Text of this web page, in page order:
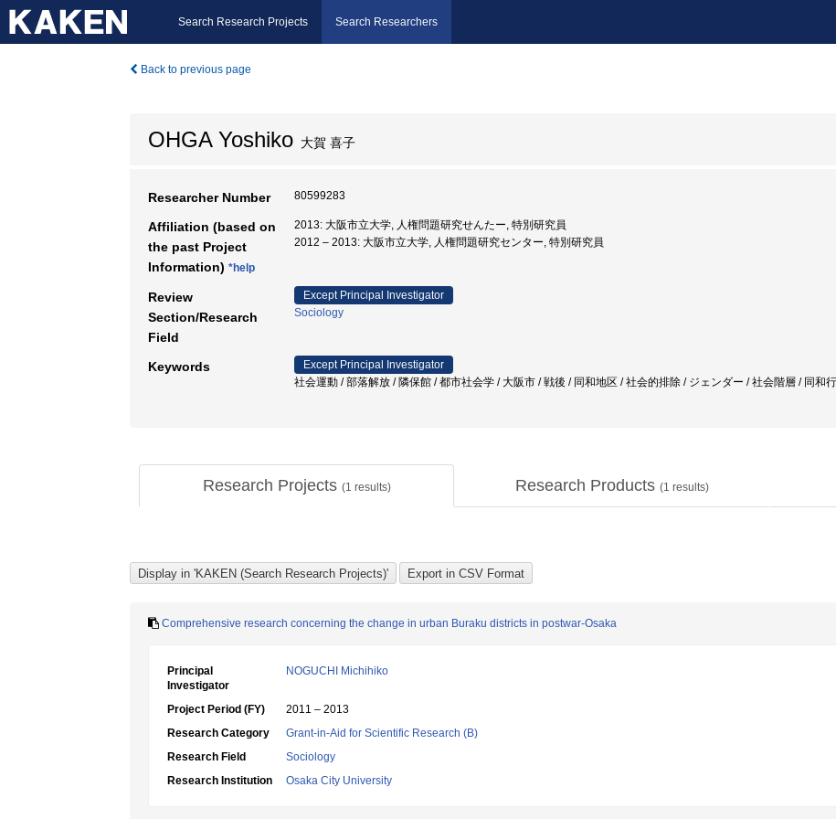
Search Research Projects Search Researchers
Back to previous page
OHGA Yoshiko 大賀 喜子
Researcher Number 80599283
Affiliation (based on
the past Project
Information) *help
2013: 大阪市立大学, 人権問題研究せんたー, 特別研究員
2012 – 2013: 大阪市立大学, 人権問題研究センター, 特別研究員
Review
Section/Research
Field
Except Principal Investigator
Sociology
Keywords
Except Principal Investigator
社会運動 / 部落解放 / 隣保館 / 都市社会学 / 大阪市 / 戦後 / 同和地区 / 社会的排除 / ジェンダー / 社会階層 / 同和
Research Projects (1 results) Research Products (1 results)
Comprehensive research concerning the change in urban Buraku districts in postwar-Osaka
Principal
Investigator
NOGUCHI Michihiko
Project Period (FY)
2011 – 2013
Research Category
Grant-in-Aid for Scientific Research (B)
Research Field
Sociology
Research Institution
Osaka City University